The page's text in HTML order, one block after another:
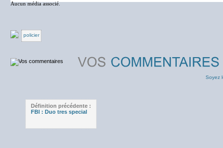
Aucun média associé.
policier
Soyez
Définition précédente :
FBI : Duo tres special